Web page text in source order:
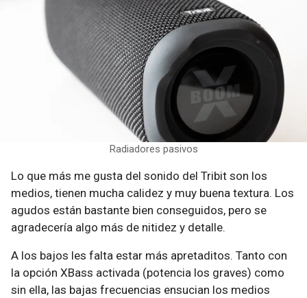
Radiadores pasivos
Lo que más me gusta del sonido del Tribit son los
medios, tienen mucha calidez y muy buena textura. Los
agudos están bastante bien conseguidos, pero se
agradecería algo más de nitidez y detalle.
A los bajos les falta estar más apretaditos. Tanto con
la opción XBass activada (potencia los graves) como
sin ella, las bajas frecuencias ensucian los medios